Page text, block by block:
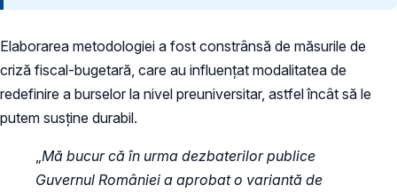
Elaborarea metodologiei a fost constrânsă de măsurile de
criză fiscal-bugetară, care au influențat modalitatea de
redefinire a burselor la nivel preuniversitar, astfel încât să le
putem susține durabil.
Mă bucur că în urma dezbaterilor publice
Guvernul României a aprobat o variantă de